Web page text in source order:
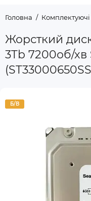
Головна Комплектуючі
Жорсткий
3Tb 7200об/хв
Б/В